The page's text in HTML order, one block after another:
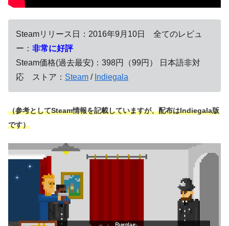
Steamリリース日：2016年9月10日 全てのレビュ
ー： 非常に好評
Steam価格(過去最安)：398円（99円） 日本語非対
応 ストア： Steam / Indiegala
（参考としてSteam情報を記載していますが、配布はIndiegala版
です）